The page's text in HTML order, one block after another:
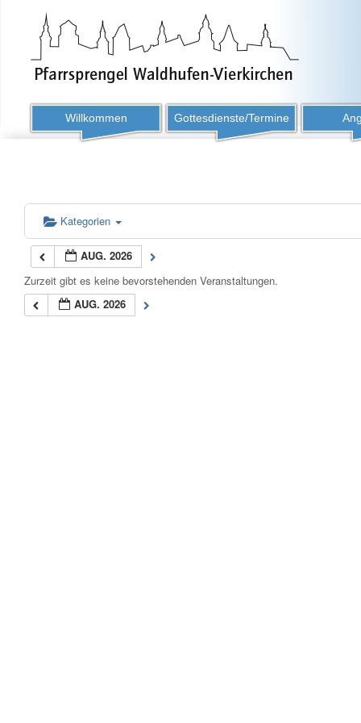
Willkommen Gottesdienste/Termine
Kategorien
AUG. 2026
Zurzeit gibt es keine bevorstehenden Veranstaltungen.
AUG. 2026